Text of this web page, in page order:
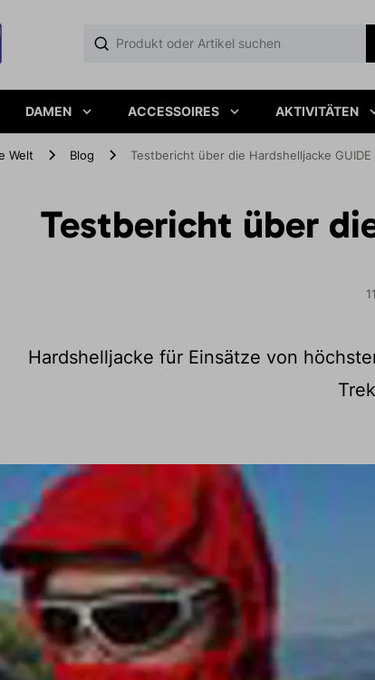
DAMEN ACCESSOIRES AKTIVITÄTEN
Welt Blog Testbericht über die Hardshelljacke GUIDE
Testbericht über
Hardshelljacke für Einsätze von